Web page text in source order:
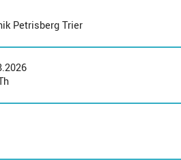
Petrisberg Trier